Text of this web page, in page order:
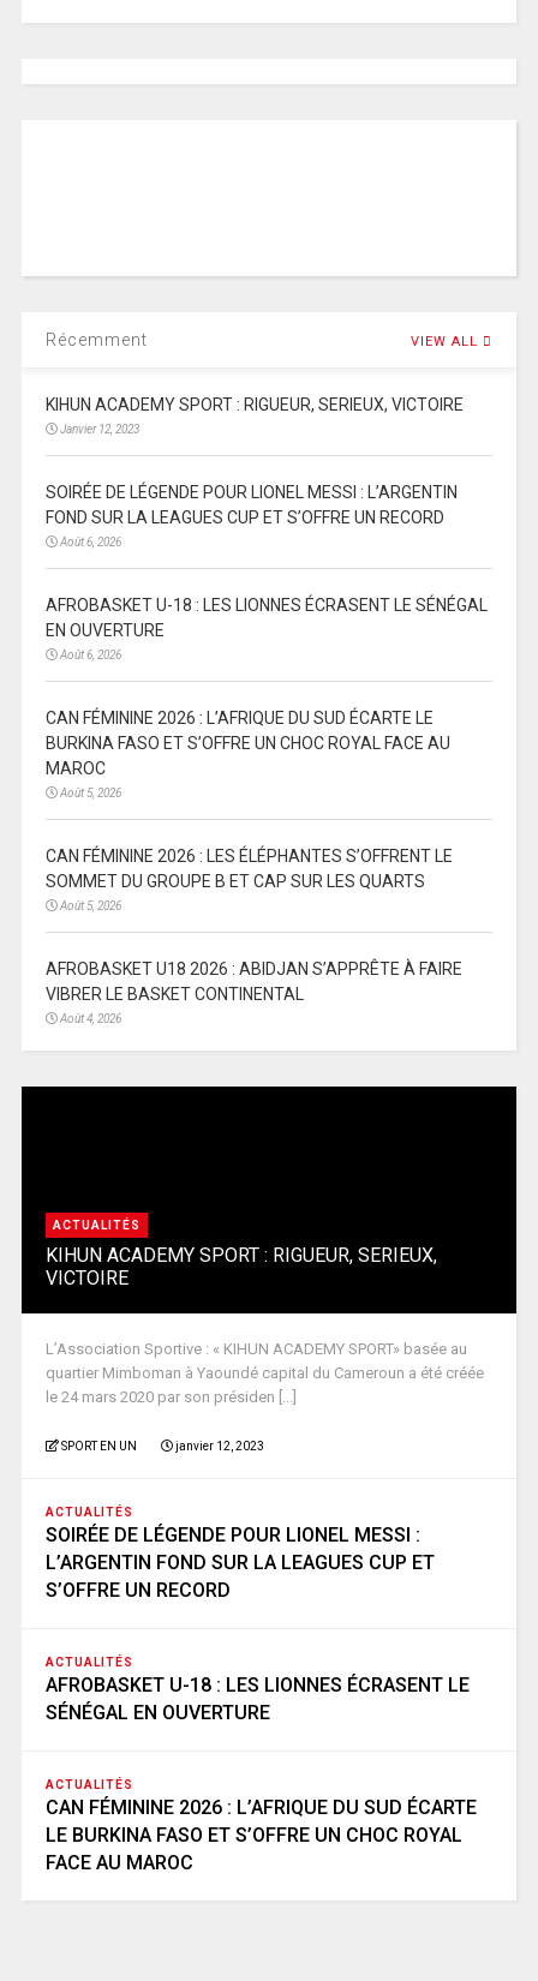
Récemment VIEW ALL
KIHUN ACADEMY SPORT : RIGUEUR, SERIEUX, VICTOIRE
Janvier 12, 2023
SOIRÉE DE LÉGENDE POUR LIONEL MESSI : L’ARGENTIN
FOND SUR LA LEAGUES CUP ET S’OFFRE UN RECORD
Août 6, 2026
AFROBASKET U-18 : LES LIONNES ÉCRASENT LE SÉNÉGAL
EN OUVERTURE
Août 6, 2026
CAN FÉMININE 2026 : L’AFRIQUE DU SUD ÉCARTE LE
BURKINA FASO ET S’OFFRE UN CHOC ROYAL FACE AU
MAROC
Août 5, 2026
CAN FÉMININE 2026 : LES ÉLÉPHANTES S’OFFRENT LE
SOMMET DU GROUPE B ET CAP SUR LES QUARTS
Août 5, 2026
AFROBASKET U18 2026 : ABIDJAN S’APPRÊTE À FAIRE
VIBRER LE BASKET CONTINENTAL
Août 4, 2026
ACTUALITÉS
KIHUN ACADEMY SPORT : RIGUEUR, SERIEUX,
VICTOIRE
L’Association Sportive : « KIHUN ACADEMY SPORT» basée au
quartier Mimboman à Yaoundé capital du Cameroun a été créée
le 24 mars 2020 par son présiden [...]
SPORT EN UN janvier 12, 2023
ACTUALITÉS
SOIRÉE DE LÉGENDE POUR LIONEL MESSI :
L’ARGENTIN FOND SUR LA LEAGUES CUP ET
S’OFFRE UN RECORD
ACTUALITÉS
AFROBASKET U-18 : LES LIONNES ÉCRASENT LE
SÉNÉGAL EN OUVERTURE
ACTUALITÉS
CAN FÉMININE 2026 : L’AFRIQUE DU SUD ÉCARTE
LE BURKINA FASO ET S’OFFRE UN CHOC ROYAL
FACE AU MAROC